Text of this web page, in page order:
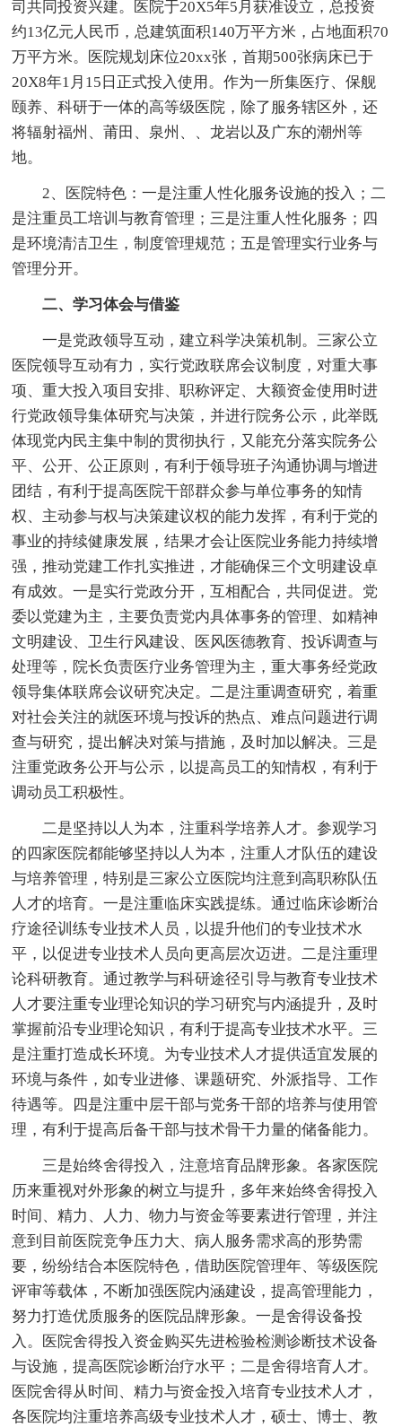
司共同投资兴建。医院于20X5年5月获准设立，总投资
约13亿元人民币，总建筑面积140万平方米，占地面积70
万平方米。医院规划床位20xx张，首期500张病床已于
20X8年1月15日正式投入使用。作为一所集医疗、保舰
颐养、科研于一体的高等级医院，除了服务辖区外，还
将辐射福州、莆田、泉州、、龙岩以及广东的潮州等
地。
2、医院特色：一是注重人性化服务设施的投入；二
是注重员工培训与教育管理；三是注重人性化服务；四
是环境清洁卫生，制度管理规范；五是管理实行业务与
管理分开。
二、学习体会与借鉴
一是党政领导互动，建立科学决策机制。三家公立
医院领导互动有力，实行党政联席会议制度，对重大事
项、重大投入项目安排、职称评定、大额资金使用时进
行党政领导集体研究与决策，并进行院务公示，此举既
体现党内民主集中制的贯彻执行，又能充分落实院务公
平、公开、公正原则，有利于领导班子沟通协调与增进
团结，有利于提高医院干部群众参与单位事务的知情
权、主动参与权与决策建议权的能力发挥，有利于党的
事业的持续健康发展，结果才会让医院业务能力持续增
强，推动党建工作扎实推进，才能确保三个文明建设卓
有成效。一是实行党政分开，互相配合，共同促进。党
委以党建为主，主要负责党内具体事务的管理、如精神
文明建设、卫生行风建设、医风医德教育、投诉调查与
处理等，院长负责医疗业务管理为主，重大事务经党政
领导集体联席会议研究决定。二是注重调查研究，着重
对社会关注的就医环境与投诉的热点、难点问题进行调
查与研究，提出解决对策与措施，及时加以解决。三是
注重党政务公开与公示，以提高员工的知情权，有利于
调动员工积极性。
二是坚持以人为本，注重科学培养人才。参观学习
的四家医院都能够坚持以人为本，注重人才队伍的建设
与培养管理，特别是三家公立医院均注意到高职称队伍
人才的培育。一是注重临床实践提练。通过临床诊断治
疗途径训练专业技术人员，以提升他们的专业技术水
平，以促进专业技术人员向更高层次迈进。二是注重理
论科研教育。通过教学与科研途径引导与教育专业技术
人才要注重专业理论知识的学习研究与内涵提升，及时
掌握前沿专业理论知识，有利于提高专业技术水平。三
是注重打造成长环境。为专业技术人才提供适宜发展的
环境与条件，如专业进修、课题研究、外派指导、工作
待遇等。四是注重中层干部与党务干部的培养与使用管
理，有利于提高后备干部与技术骨干力量的储备能力。
三是始终舍得投入，注意培育品牌形象。各家医院
历来重视对外形象的树立与提升，多年来始终舍得投入
时间、精力、人力、物力与资金等要素进行管理，并注
意到目前医院竞争压力大、病人服务需求高的形势需
要，纷纷结合本医院特色，借助医院管理年、等级医院
评审等载体，不断加强医院内涵建设，提高管理能力，
努力打造优质服务的医院品牌形象。一是舍得设备投
入。医院舍得投入资金购买先进检验检测诊断技术设备
与设施，提高医院诊断治疗水平；二是舍得培育人才。
医院舍得从时间、精力与资金投入培育专业技术人才，
各医院均注重培养高级专业技术人才，硕士、博士、教